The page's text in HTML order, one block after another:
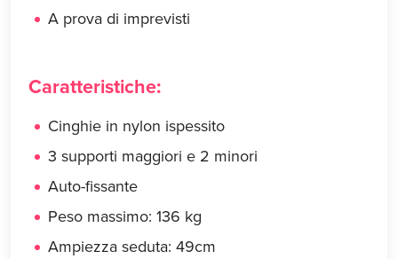
A prova di imprevisti
Caratteristiche:
Cinghie in nylon ispessito
3 supporti maggiori e 2 minori
Auto-fissante
Peso massimo: 136 kg
Ampiezza seduta: 49cm